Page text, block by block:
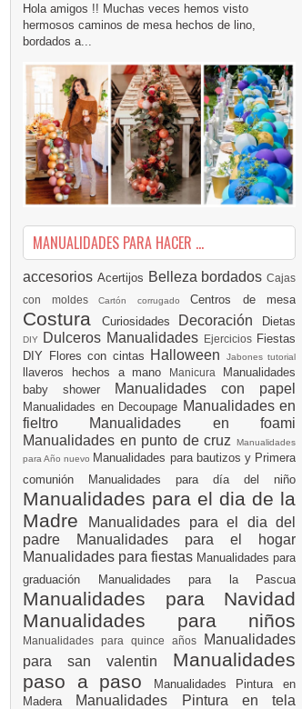
Hola amigos !! Muchas veces hemos visto
hermosos caminos de mesa hechos de lino,
bordados a...
MANUALIDADES PARA HACER ...
accesorios Acertijos Belleza bordados Cajas
con moldes Cartón corrugado Centros de mesa
Costura Curiosidades Decoración Dietas
DIY Dulceros Manualidades Ejercicios Fiestas
DIY Flores con cintas Halloween Jabones tutorial
llaveros hechos a mano Manicura Manualidades
baby shower
Manualidades con papel
Manualidades en Decoupage Manualidades en
fieltro Manualidades en foami
Manualidades en punto de cruz
Manualidades
para Año nuevo Manualidades para bautizos y Primera
comunión Manualidades para día del niño
Manualidades para el dia de la
Madre
Manualidades para el dia del
padre
Manualidades para el hogar
Manualidades para fiestas Manualidades para
graduación Manualidades para la Pascua
Manualidades para Navidad
Manualidades para niños
Manualidades para quince años
Manualidades
para san valentin Manualidades
paso a paso
Manualidades Pintura en
Madera
Manualidades Pintura en tela